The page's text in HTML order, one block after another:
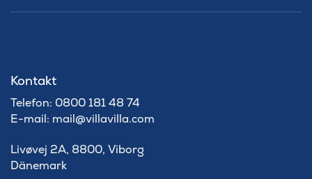
Kontakt
Telefon: 0800 181 48 74
E-mail: mail@villavilla.com
Livøvej 2A, 8800, Viborg
Dänemark